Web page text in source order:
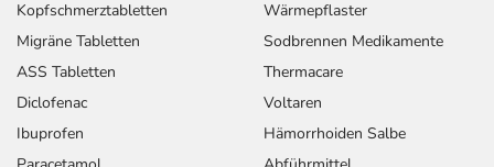
Kopfschmerztabletten
Migräne Tabletten
ASS Tabletten
Diclofenac
Ibuprofen
Wärmepflaster
Sodbrennen Medikamente
Thermacare
Voltaren
Hämorrhoiden Salbe